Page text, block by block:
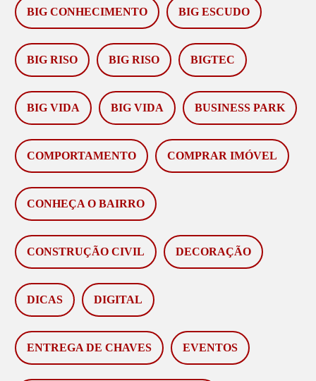
BIG CONHECIMENTO BIG ESCUDO
BIG RISO BIG RISO BIGTEC
BIG VIDA BIG VIDA BUSINESS PARK
COMPORTAMENTO COMPRAR IMÓVEL
CONHEÇA O BAIRRO
CONSTRUÇÃO CIVIL DECORAÇÃO
DICAS DIGITAL
ENTREGA DE CHAVES EVENTOS